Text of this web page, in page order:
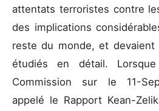
attentats terroristes contre
des implications
reste du monde, et devaient
étudiés en détail.
Commission sur le 11-
appelé le Rapport Kean-